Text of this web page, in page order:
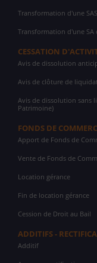
Transformation d'une SAS
Transformation d'une SA
CESSATION
Avis de dissolution
Avis de clôture de
Avis de dissolution sans
Patrimoine)
FONDS DE
Apport de Fonds de
Vente de Fonds de
Location gérance
Fin de location gérance
Cession de Droit au Bail
ADDITIFS -
Additif